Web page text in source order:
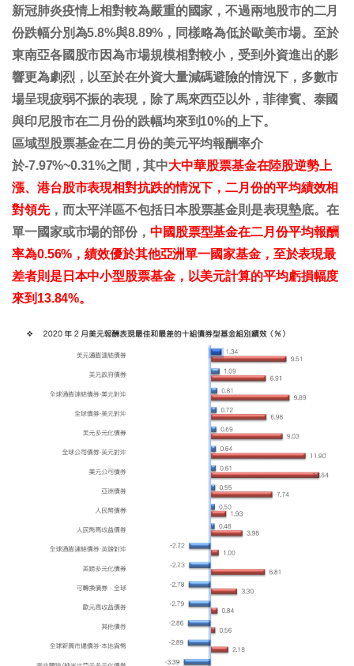
新冠肺炎疫情上相對較為嚴重的國家，不過兩地股市的二月
份跌幅分別為5.8%與8.89%，同樣略為低於歐美市場。至於
東南亞各國股市因為市場規模相對較小，受到外資進出的影
響更為劇烈，以至於在外資大量減碼避險的情況下，多數市
場呈現疲弱不振的表現，除了馬來西亞以外，菲律賓、泰國
與印尼股市在二月份的跌幅均來到10%的上下。
區域型股票基金在二月份的美元平均報酬率介
於-7.97%~0.31%之間，其中大中華股票基金在陸股逆勢上
漲、港台股市表現相對抗跌的情況下，二月份的平均績效相
對領先，而太平洋區不包括日本股票基金則是表現墊底。在
單一國家或市場的部份， 中國股票型基金在二月份平均報酬
率為0.56%，績效優於其他亞洲單一國家基金，至於表現最
差者則是日本中小型股票基金，以美元計算的平均虧損幅度
來到13.84%。